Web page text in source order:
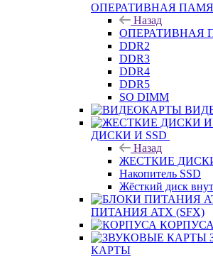
ОПЕРАТИВНАЯ
Назад
ОПЕРАТИВНАЯ
DDR2
DDR3
DDR4
DDR5
SO DIMM
ДИСКИ И SSD
Назад
ЖЕСТКИЕ
Накопитель SSD
Жёсткий диск
ПИТАНИЯ ATX (SFX)
КОРПУСА
КАРТЫ